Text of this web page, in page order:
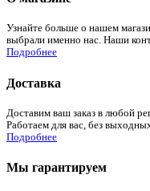
Узнайте больше о нашем
выбрали именно нас. Наши
Подробнее
Доставка
Доставим ваш заказ в любой
Работаем для вас, без
Подробнее
Мы гарантируем